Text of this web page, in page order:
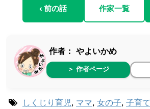
‹ 前の話 作家一覧
作者： やよいかめ
＞ 作者ページ
しくじり育児, ママ, 女の子, 子育て